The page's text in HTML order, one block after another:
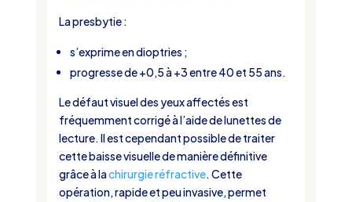
La presbytie :
s’exprime en dioptries ;
progresse de +0,5 à +3 entre 40 et 55 ans.
Le défaut visuel des yeux affectés est
fréquemment corrigé à l’aide de lunettes de
lecture. Il est cependant possible de traiter
cette baisse visuelle de manière définitive
grâce à lachirurgie réfractive. Cette
opération, rapide et peu invasive, permet